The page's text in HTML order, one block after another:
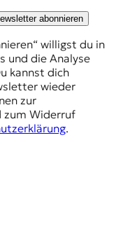
abonnieren
willigst du in
und die Analyse
kannst dich
wieder
zur
zum Widerruf
.